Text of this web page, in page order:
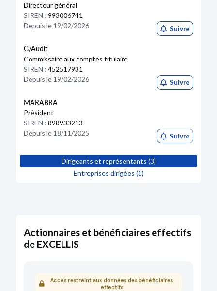
Directeur général
SIREN : 993006741
Depuis le 19/02/2026
Suivre
G/Audit
Commissaire aux comptes titulaire
SIREN : 452517931
Depuis le 19/02/2026
Suivre
MARABRA
Président
SIREN : 898933213
Depuis le 18/11/2025
Suivre
Dirigeants et représentants (3)
Entreprises dirigées (1)
Actionnaires et bénéficiaires effectifs
de EXCELLIS
Accès restreint aux données des bénéficiaires
effectifs